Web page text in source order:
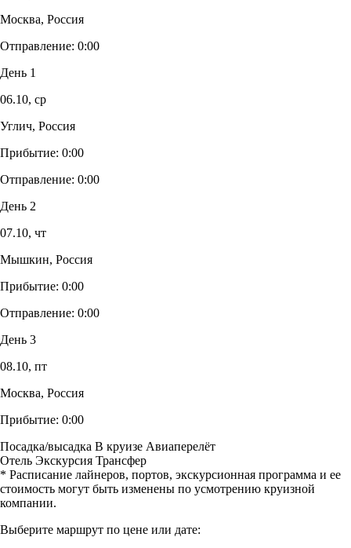
Москва, Россия
Отправление: 0:00
День 1
06.10, ср
Углич, Россия
Прибытие: 0:00
Отправление: 0:00
День 2
07.10, чт
Мышкин, Россия
Прибытие: 0:00
Отправление: 0:00
День 3
08.10, пт
Москва, Россия
Прибытие: 0:00
Посадка/высадка В круизе Авиаперелёт
Отель Экскурсия Трансфер
* Расписание лайнеров, портов, экскурсионная программа и ее
стоимость могут быть изменены по усмотрению круизной
компании.
Выберите маршрут по цене или дате: